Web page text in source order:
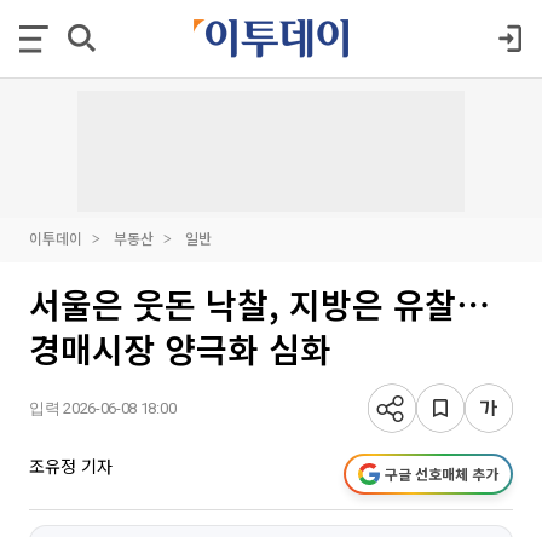
이투데이 부동산 일반
서울은 웃돈 낙찰, 지방은 유찰⋯
경매시장 양극화 심화
입력 2026-06-08 18:00
조유정 기자 구글 선호매체 추가